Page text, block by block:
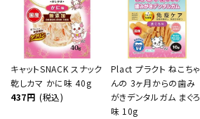
キャットSNACK スナック
乾しカマ かに味 40g
437円 (税込)
Plact プラクト ねこちゃ
んの 3ヶ月からの歯み
がきデンタルガム まぐろ
味 10g